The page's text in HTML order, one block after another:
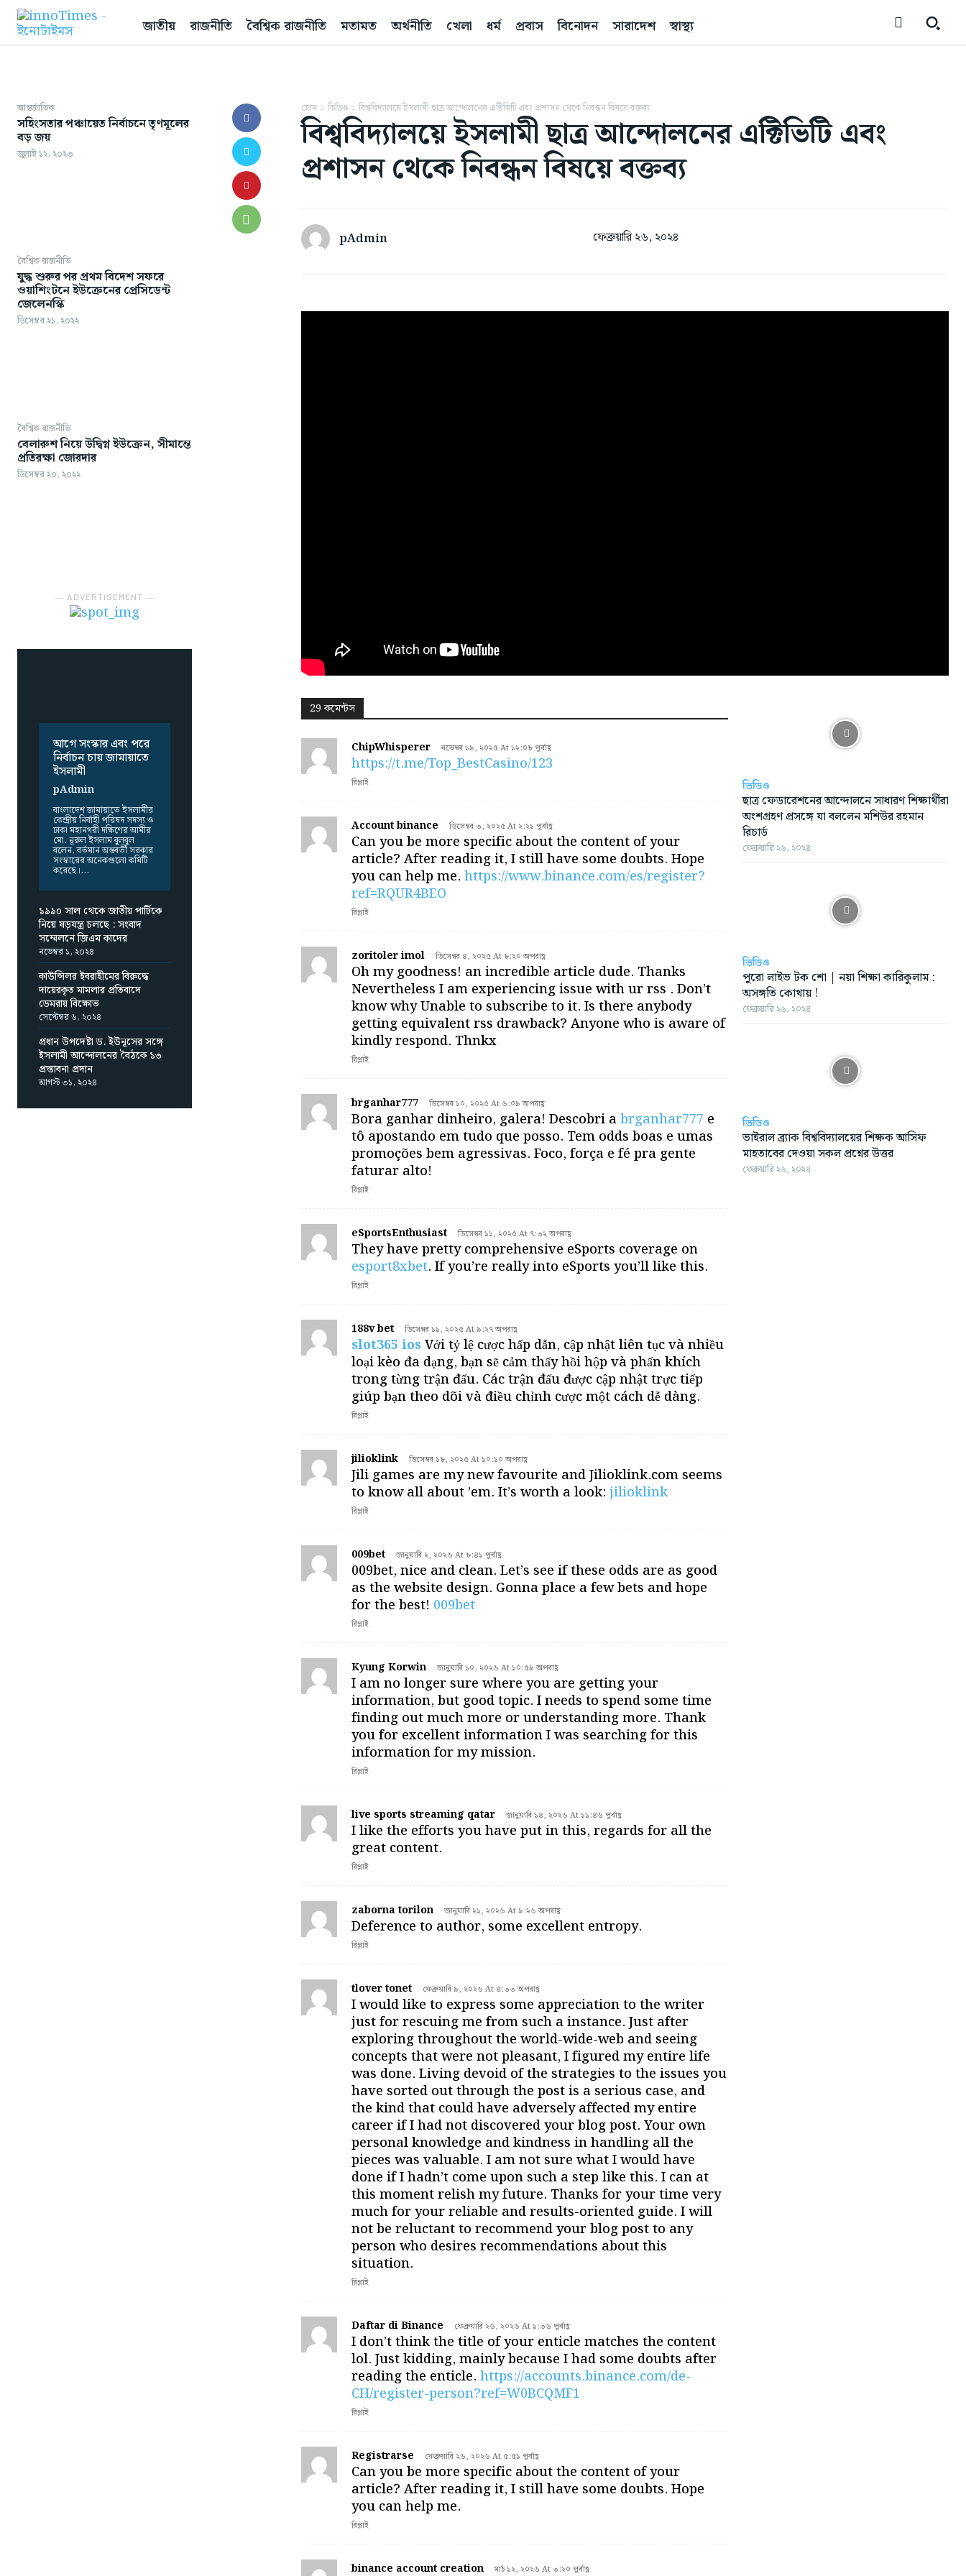
জাতীয় রাজনীতি বৈশ্বিক রাজনীতি মতামত অর্থনীতি খেলা ধর্ম প্রবাস বিনোদন সারাদেশ স্বাস্থ্য
আন্তর্জাতিক
সহিংসতার পঞ্চায়েত নির্বাচনে তৃণমূলের
বড় জয়
জুলাই ১২, ২০২৩
বৈশ্বিক রাজনীতি
যুদ্ধ শুরুর পর প্রথম বিদেশ সফরে
ওয়াশিংটনে ইউক্রেনের প্রেসিডেন্ট
জেলেনস্কি
ডিসেম্বর ২১, ২০২২
বৈশ্বিক রাজনীতি
বেলারুশ নিয়ে উদ্বিগ্ন ইউক্রেন, সীমান্তে
প্রতিরক্ষা জোরদার
ডিসেম্বর ২০, ২০২২
― ADVERTISEMENT ―
আগে সংস্কার এবং পরে
নির্বাচন চায় জামায়াতে
ইসলামী
pAdmin
বাংলাদেশ জামায়াতে ইসলামীর
কেন্দ্রীয় নির্বাহী পরিষদ সদস্য ও
ঢাকা মহানগরী দক্ষিণের আমীর
মো. নূরুল ইসলাম বুলবুল
বলেন, বর্তমান অন্তবর্তী সরকার
সংস্কারের অনেকগুলো কমিটি
করেছে।...
১৯৯০ সাল থেকে জাতীয় পার্টিকে
নিয়ে ষড়যন্ত্র চলছে : সংবাদ
সম্মেলনে জিএম কাদের
নভেম্বর ১, ২০২৪
কাউন্সিলর ইবরাহীমের বিরুদ্ধে
দায়েরকৃত মামলার প্রতিবাদে
ডেমরায় বিক্ষোভ
সেপ্টেম্বর ৬, ২০২৪
প্রধান উপদেষ্টা ড. ইউনূসের সঙ্গে
ইসলামী আন্দোলনের বৈঠকে ১৩
প্রস্তাবনা প্রদান
আগস্ট ৩১, ২০২৪
হোম ভিডিও বিশ্ববিদ্যালয়ে ইসলামী ছাত্র আন্দোলনের এক্টিভিটি এবং প্রশাসন থেকে নিবন্ধন বিষয়ে বক্তব্য
বিশ্ববিদ্যালয়ে ইসলামী ছাত্র আন্দোলনের এক্টিভিটি এবং
প্রশাসন থেকে নিবন্ধন বিষয়ে বক্তব্য
pAdmin ফেব্রুয়ারি ২৬, ২০২৪
29 কমেন্টস
ChipWhisperer নভেম্বর ১৯, ২০২৫ At ১২:০৮ পূর্বাহ্ণ
https://t.me/Top_BestCasino/123
রিপ্লাই
Account binance ডিসেম্বর ৩, ২০২৫ At ২:২১ পূর্বাহ্ণ
Can you be more specific about the content of your
article? After reading it, I still have some doubts. Hope
you can help me. https://www.binance.com/es/register?
ref=RQUR4BEO
রিপ্লাই
zoritoler imol ডিসেম্বর ৪, ২০২৫ At ৮:২০ অপরাহ্ণ
Oh my goodness! an incredible article dude. Thanks
Nevertheless I am experiencing issue with ur rss . Don’t
know why Unable to subscribe to it. Is there anybody
getting equivalent rss drawback? Anyone who is aware of
kindly respond. Thnkx
রিপ্লাই
brganhar777 ডিসেম্বর ১০, ২০২৫ At ৬:০৯ অপরাহ্ণ
Bora ganhar dinheiro, galera! Descobri abrganhar777 e
tô apostando em tudo que posso. Tem odds boas e umas
promoções bem agressivas. Foco, força e fé pra gente
faturar alto!
রিপ্লাই
eSportsEnthusiast ডিসেম্বর ১১, ২০২৫ At ৭:৩২ অপরাহ্ণ
They have pretty comprehensive eSports coverage on
esport8xbet. If you’re really into eSports you’ll like this.
রিপ্লাই
188v bet ডিসেম্বর ১১, ২০২৫ At ৯:২৭ অপরাহ্ণ
slot365 iosVới tỷ lệ cược hấp dẫn, cập nhật liên tục và nhiều
loại kèo đa dạng, bạn sẽ cảm thấy hồi hộp và phấn khích
trong từng trận đấu. Các trận đấu được cập nhật trực tiếp
giúp bạn theo dõi và điều chỉnh cược một cách dễ dàng.
রিপ্লাই
jilioklink ডিসেম্বর ১৮, ২০২৫ At ১০:১০ অপরাহ্ণ
Jili games are my new favourite and Jilioklink.com seems
to know all about ’em. It’s worth a look: jilioklink
রিপ্লাই
009bet জানুয়ারি ২, ২০২৬ At ৮:৪১ পূর্বাহ্ণ
009bet, nice and clean. Let’s see if these odds are as good
as the website design. Gonna place a few bets and hope
for the best! 009bet
রিপ্লাই
Kyung Korwin জানুয়ারি ১০, ২০২৬ At ১০:৫৯ অপরাহ্ণ
I am no longer sure where you are getting your
information, but good topic. I needs to spend some time
finding out much more or understanding more. Thank
you for excellent information I was searching for this
information for my mission.
রিপ্লাই
live sports streaming qatar জানুয়ারি ১৪, ২০২৬ At ১১:৪৬ পূর্বাহ্ণ
I like the efforts you have put in this, regards for all the
great content.
রিপ্লাই
zaborna torilon জানুয়ারি ২১, ২০২৬ At ৯:২৬ অপরাহ্ণ
Deference to author, some excellent entropy.
রিপ্লাই
tlover tonet ফেব্রুয়ারি ৯, ২০২৬ At ৪:৩৩ অপরাহ্ণ
I would like to express some appreciation to the writer
just for rescuing me from such a instance. Just after
exploring throughout the world-wide-web and seeing
concepts that were not pleasant, I figured my entire life
was done. Living devoid of the strategies to the issues you
have sorted out through the post is a serious case, and
the kind that could have adversely affected my entire
career if I had not discovered your blog post. Your own
personal knowledge and kindness in handling all the
pieces was valuable. I am not sure what I would have
done if I hadn’t come upon such a step like this. I can at
this moment relish my future. Thanks for your time very
much for your reliable and results-oriented guide. I will
not be reluctant to recommend your blog post to any
person who desires recommendations about this
situation.
রিপ্লাই
Daftar di Binance ফেব্রুয়ারি ২৬, ২০২৬ At ১:৩৬ পূর্বাহ্ণ
I don’t think the title of your enticle matches the content
lol. Just kidding, mainly because I had some doubts after
reading the enticle. https://accounts.binance.com/de-
CH/register-person?ref=W0BCQMF1
রিপ্লাই
Registrarse ফেব্রুয়ারি ২৬, ২০২৬ At ৫:৫১ পূর্বাহ্ণ
Can you be more specific about the content of your
article? After reading it, I still have some doubts. Hope
you can help me.
রিপ্লাই
binance account creation মার্চ ১২, ২০২৬ At ৩:২০ পূর্বাহ্ণ
ভিডিও
ছাত্র ফেডারেশনের আন্দোলনে সাধারণ শিক্ষার্থীরা
অংশগ্রহণ প্রসঙ্গে যা বললেন মশিউর রহমান
রিচার্ড
ফেব্রুয়ারি ২৬, ২০২৪
ভিডিও
পুরো লাইভ টক শো | নয়া শিক্ষা কারিকুলাম :
অসঙ্গতি কোথায় !
ফেব্রুয়ারি ২৬, ২০২৪
ভিডিও
ভাইরাল ব্র্যাক বিশ্ববিদ্যালয়ের শিক্ষক আসিফ
মাহতাবের দেওয়া সকল প্রশ্নের উত্তর
ফেব্রুয়ারি ২৬, ২০২৪